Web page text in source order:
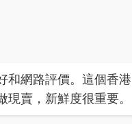
和網路評價。這個香港
賣，新鮮度很重要。